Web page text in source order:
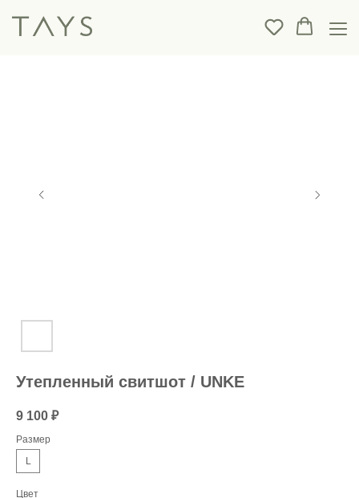
Утепленный свитшот / UNKE
9 100 ₽
Размер
L
Цвет